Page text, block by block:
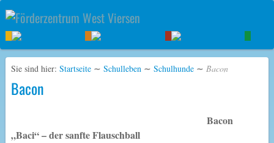
Sie sind hier: Startseite ∼ Schulleben ∼ Schulhunde ∼ Bacon
Bacon
Bacon
„Baci“ – der sanfte Flauschball